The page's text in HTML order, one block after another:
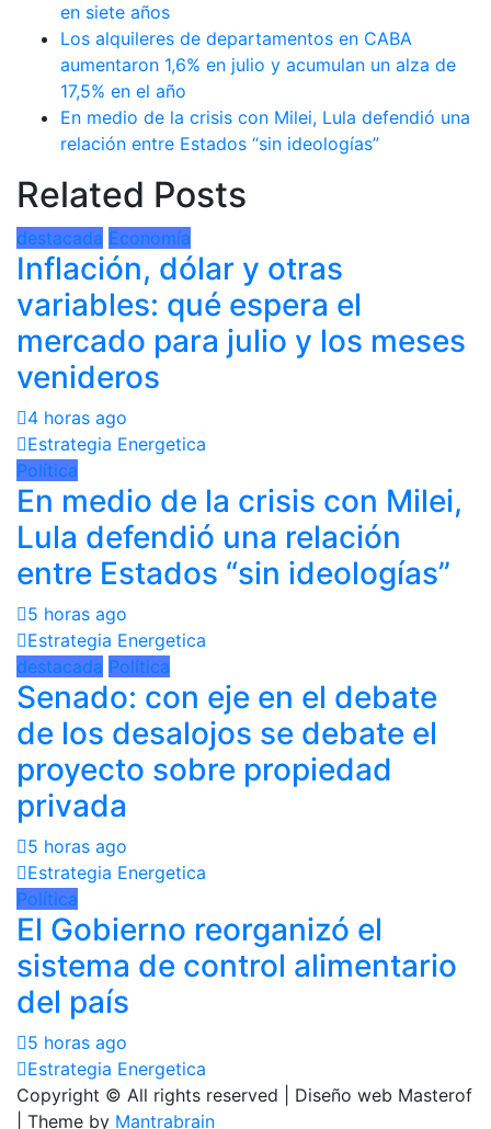
en siete años
Los alquileres de departamentos en CABA
aumentaron 1,6% en julio y acumulan un alza de
17,5% en el año
En medio de la crisis con Milei, Lula defendió una
relación entre Estados “sin ideologías”
Related Posts
destacada Economía
Inflación, dólar y otras
variables: qué espera el
mercado para julio y los meses
venideros
4 horas ago
Estrategia Energetica
Política
En medio de la crisis con Milei,
Lula defendió una relación
entre Estados “sin ideologías”
5 horas ago
Estrategia Energetica
destacada Política
Senado: con eje en el debate
de los desalojos se debate el
proyecto sobre propiedad
privada
5 horas ago
Estrategia Energetica
Política
El Gobierno reorganizó el
sistema de control alimentario
del país
5 horas ago
Estrategia Energetica
Copyright © All rights reserved | Diseño web Masterof
| Theme by Mantrabrain